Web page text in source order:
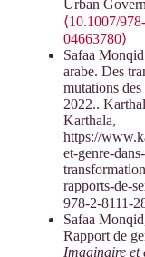
Urban
⟨10.1007/
04663780⟩
Safaa
arabe. Des
mutations
2022..
Karthala,
https://
et-genre-
rapports-de-
978-2-8111-
Safaa
Rapport de
Imaginaire et